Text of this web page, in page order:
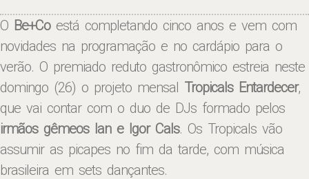
O Be+Coestá completando cinco anos e vem com
novidades na programação e no cardápio para o
verão. O premiado reduto gastronômico estreia neste
domingo (26) o projeto mensal Tropicals Entardecer,
que vai contar com o duo de DJs formado pelos
irmãos gêmeos Ian e Igor Cals. Os Tropicals vão
assumir as picapes no fim da tarde, com música
brasileira em sets dançantes.